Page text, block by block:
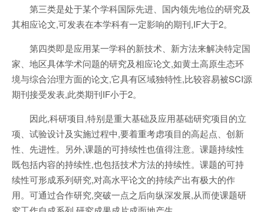
第三类是处于某个学科国际先进、国内领先地位的研究及
其相应论文,可发表在本学科有一定影响的期刊,IF大于2。
第四类即是应用某一学科的新技术、新方法来解决特定国
家、地区具体学术问题的研究及相应论文,如黄土高原生态环
境与综合治理方面的论文,它具有区域独特性,比较容易被SCI源
期刊接受发表,此类期刊IF小于2。
因此,科研项目,特别是重大基础及应用基础研究项目的立
项、试验设计及实施过程中,要着重考虑项目的高起点、创新
性、先进性。另外,课题的可持续性也值得注意。课题持续性
既包括内容的持续性,也包括技术方法的持续性。课题的可持
续性可形成系列研究,对高水平论文的持续产出有极大的作
用。可通过合作研究,突破一点之后向纵深发展,从而使课题研